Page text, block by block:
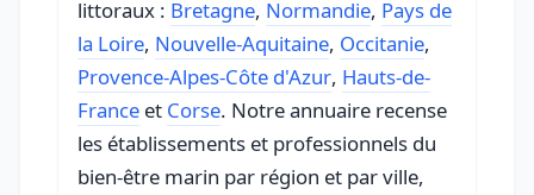
littoraux : Bretagne, Normandie, Pays de
la Loire, Nouvelle-Aquitaine, Occitanie,
Provence-Alpes-Côte d'Azur, Hauts-de-
France et Corse. Notre annuaire recense
les établissements et professionnels du
bien-être marin par région et par ville,